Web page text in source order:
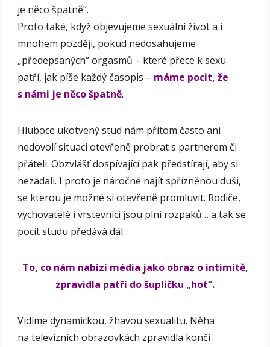
je něco špatně“.
Proto také, když objevujeme sexuální život a i
mnohem později, pokud nedosahujeme
„předepsaných“ orgasmů – které přece k sexu
patří, jak píše každý časopis – máme pocit, že
s námi je něco špatně.
Hluboce ukotvený stud nám přitom často ani
nedovolí situaci otevřeně probrat s partnerem či
přáteli. Obzvlášť dospívající pak předstírají, aby si
nezadali. I proto je náročné najít spřízněnou duši,
se kterou je možné si otevřeně promluvit. Rodiče,
vychovatelé i vrstevníci jsou plni rozpaků… a tak se
pocit studu předává dál.
To, co nám nabízí média jako obraz o intimitě,
zpravidla patří do šuplíčku „hot“.
Vidíme dynamickou, žhavou sexualitu. Něha
na televizních obrazovkách zpravidla končí